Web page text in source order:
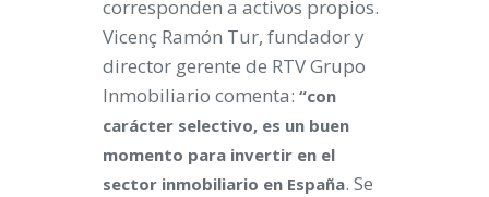
corresponden a activos propios.
Vicenç Ramón Tur, fundador y
director gerente de RTV Grupo
Inmobiliario comenta: “con
carácter selectivo, es un buen
momento para invertir en el
sector inmobiliario en España. Se